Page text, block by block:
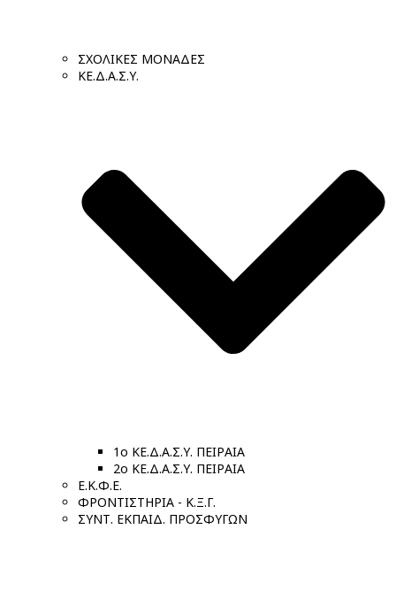
ΣΧΟΛΙΚΕΣ ΜΟΝΑΔΕΣ
ΚΕ.Δ.Α.Σ.Υ.
1ο ΚΕ.Δ.Α.Σ.Υ. ΠΕΙΡΑΙΑ
2ο ΚΕ.Δ.Α.Σ.Υ. ΠΕΙΡΑΙΑ
Ε.Κ.Φ.Ε.
ΦΡΟΝΤΙΣΤΗΡΙΑ - Κ.Ξ.Γ.
ΣΥΝΤ. ΕΚΠΑΙΔ. ΠΡΟΣΦΥΓΩΝ